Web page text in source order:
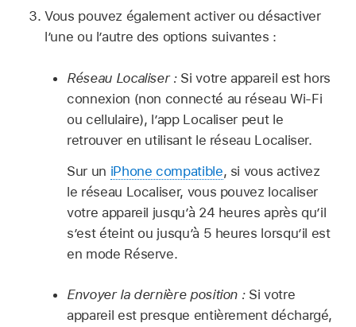
Vous pouvez également activer ou désactiver
l’une ou l’autre des options suivantes :
Réseau Localiser : Si votre appareil est hors
connexion (non connecté au réseau Wi-Fi
ou cellulaire), l’app Localiser peut le
retrouver en utilisant le réseau Localiser.
Sur un iPhone compatible, si vous activez
le réseau Localiser, vous pouvez localiser
votre appareil jusqu’à 24 heures après qu’il
s’est éteint ou jusqu’à 5 heures lorsqu’il est
en mode Réserve.
Envoyer la dernière position : Si votre
appareil est presque entièrement déchargé,